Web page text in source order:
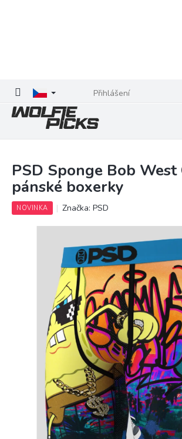
Přihlášení
PSD Sponge Bob West
pánské boxerky
NOVINKA Značka:PSD